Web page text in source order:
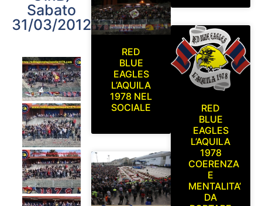
Sabato
31/03/2012
RED
BLUE
EAGLES
L’AQUILA
1978 NEL
SOCIALE
RED
BLUE
EAGLES
L’AQUILA
1978
COERENZA
E
MENTALITA’
DA